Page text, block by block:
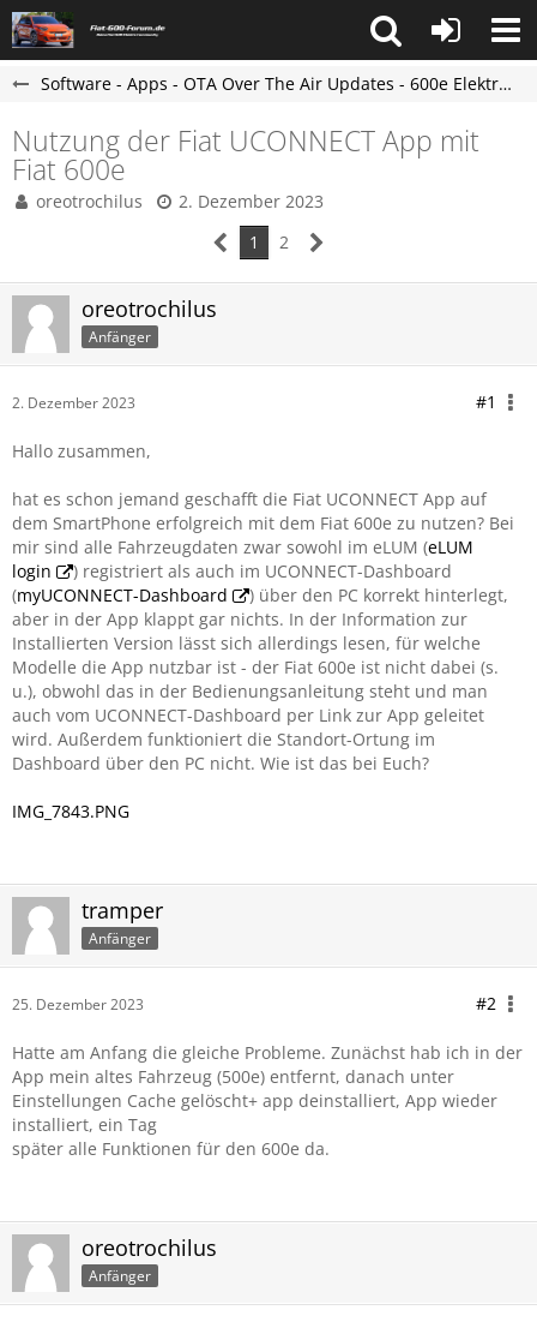
Software - Apps - OTA Over The Air Updates - 600e Elektro Forum
Nutzung der Fiat UCONNECT App mit
Fiat 600e
oreotrochilus
2. Dezember 2023
1
2
oreotrochilus
Anfänger
2. Dezember 2023 #1
Hallo zusammen,
hat es schon jemand geschafft die Fiat UCONNECT App auf
dem SmartPhone erfolgreich mit dem Fiat 600e zu nutzen? Bei
mir sind alle Fahrzeugdaten zwar sowohl im eLUM (eLUM
login
) registriert als auch im UCONNECT-Dashboard
(myUCONNECT-Dashboard
) über den PC korrekt hinterlegt,
aber in der App klappt gar nichts. In der Information zur
Installierten Version lässt sich allerdings lesen, für welche
Modelle die App nutzbar ist - der Fiat 600e ist nicht dabei (s.
u.), obwohl das in der Bedienungsanleitung steht und man
auch vom UCONNECT-Dashboard per Link zur App geleitet
wird. Außerdem funktioniert die Standort-Ortung im
Dashboard über den PC nicht. Wie ist das bei Euch?
IMG_7843.PNG
tramper
Anfänger
25. Dezember 2023 #2
Hatte am Anfang die gleiche Probleme. Zunächst hab ich in der
App mein altes Fahrzeug (500e) entfernt, danach unter
Einstellungen Cache gelöscht+ app deinstalliert, App wieder
installiert, ein Tag
später alle Funktionen für den 600e da.
oreotrochilus
Anfänger